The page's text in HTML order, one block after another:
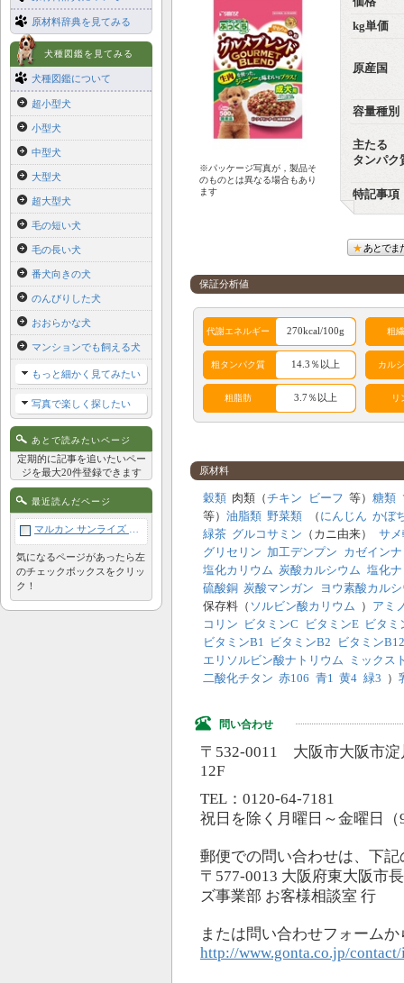
※パッケージ写真が，製品そ
のものとは異なる場合もあり
ます
kg単価
原産国
容量種別
主たる
タンパク
特記事項
あとでま
保証分析値
代謝エネルギー 270kcal/100g 粗
粗タンパク質 14.3％以上 カル
粗脂肪 3.7％以上 リ
鶏
サケ 酵母 肉類 卵
穀類 コーン 大豆
植物性
タンパ
ク
原材料
穀類 肉類（チキン ビーフ 等）糖類
等） 油脂類 野菜類 （ にんじん かぼ
緑茶 グルコサミン （カニ由来）
サ
グリセリン 加工デンプン
カゼイン
塩化カリウム 炭酸カルシウム 塩化
硫酸銅 炭酸マンガン
ヨウ素酸カル
保存料（ ソルビン酸カリウム ） アミ
コリン
ビタミンC ビタミンE
ビタミ
ビタミンB1
ビタミンB2
ビタミンB12
エリソルビン酸ナトリウム
ミックス
二酸化チタン 赤106 青1 黄4 緑3 ）
問い合わせ
〒532-0011 大阪市大阪市淀
12F
TEL：0120-64-7181
祝日を除く月曜日～金曜日
郵便での問い合わせは、下記
〒577-0013 大阪府東大阪市
ズ事業部 お客様相談室 行
または問い合わせフォームか
http://www.gonta.co.jp/
原材料辞典を見てみる
犬種図鑑を見てみる
犬種図鑑について
超小型犬
小型犬
中型犬
大型犬
超大型犬
毛の短い犬
毛の長い犬
番犬向きの犬
のんびりした犬
おおらかな犬
マンションでも飼える犬
もっと細かく見てみたい
写真で楽しく探したい
あとで読みたいページ
定期的に記事を追いたいペー
ジを最大20件登録できます
最近読んだページ
気になるページがあったら左
のチェックボックスをクリッ
ク！